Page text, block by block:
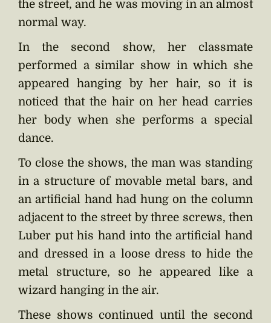
the street, and he was moving in an almost
normal way.
In the second show, her classmate
performed a similar show in which she
appeared hanging by her hair, so it is
noticed that the hair on her head carries
her body when she performs a special
dance.
To close the shows, the man was standing
in a structure of movable metal bars, and
an artificial hand had hung on the column
adjacent to the street by three screws, then
Luber put his hand into the artificial hand
and dressed in a loose dress to hide the
metal structure, so he appeared like a
wizard hanging in the air.
These shows continued until the second